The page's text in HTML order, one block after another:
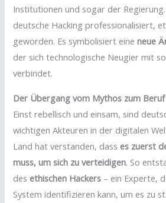
Institutionen und sogar der
deutsche Hacking professionalisiert,
geworden. Es symbolisiert eineneue
der sich technologische Neugier mit
verbindet.
Der Übergang vom Mythos zum Beruf
Einst rebellisch und einsam, sind
wichtigen Akteuren in der digitalen
Land hat verstanden, dass es zuerst
muss, um sich zu verteidigen. So
des ethischen Hackers – ein Experte,
System identifizieren kann, um es zu